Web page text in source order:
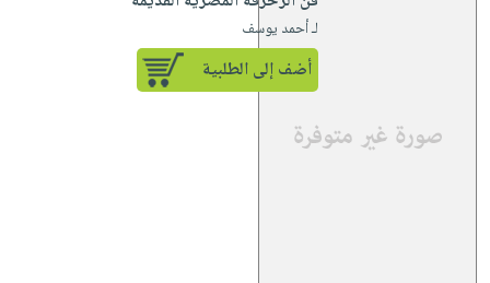
لـ أحمد يوسف
أضف إلى الطلبية